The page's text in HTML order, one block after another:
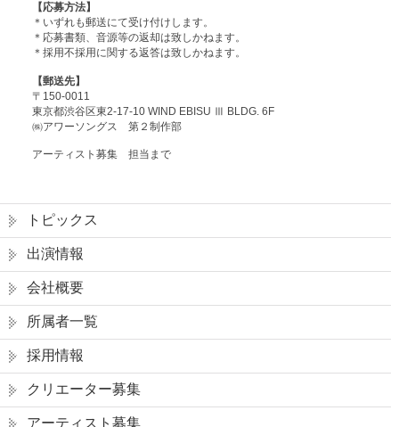
【応募方法】
＊いずれも郵送にて受け付けします。
＊応募書類、音源等の返却は致しかねます。
＊採用不採用に関する返答は致しかねます。
【郵送先】
〒150-0011
東京都渋谷区東2-17-10 WIND EBISU Ⅲ BLDG. 6F
㈱アワーソングス 第２制作部
アーティスト募集 担当まで
トピックス
出演情報
会社概要
所属者一覧
採用情報
クリエーター募集
アーティスト募集